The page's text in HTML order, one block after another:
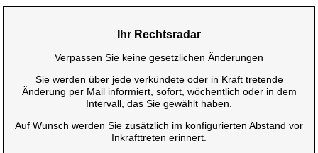
Ihr Rechtsradar
Verpassen Sie keine gesetzlichen Änderungen
Sie werden über jede verkündete oder in Kraft tretende
Änderung per Mail informiert, sofort, wöchentlich oder in dem
Intervall, das Sie gewählt haben.
Auf Wunsch werden Sie zusätzlich im konfigurierten Abstand vor
Inkrafttreten erinnert.